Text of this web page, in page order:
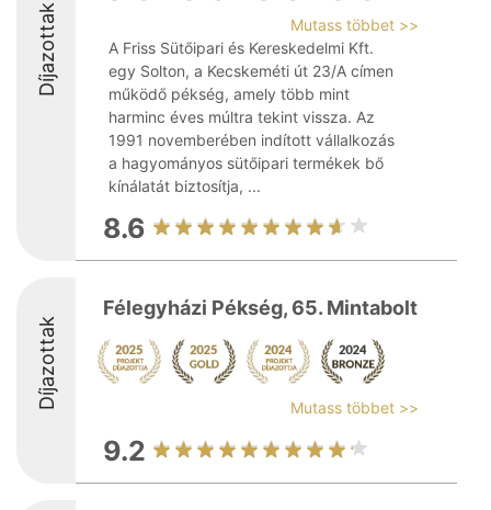
Díjazottak
Mutass többet >>
A Friss Sütőipari és Kereskedelmi Kft.
egy Solton, a Kecskeméti út 23/A címen
működő pékség, amely több mint
harminc éves múltra tekint vissza. Az
1991 novemberében indított vállalkozás
a hagyományos sütőipari termékek bő
kínálatát biztosítja, ...
8.6
Díjazottak
Félegyházi Pékség, 65. Mintabolt
Mutass többet >>
9.2